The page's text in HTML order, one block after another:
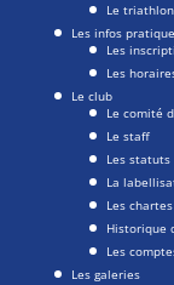
Le triathlon
Les infos
Les
Les
Le club
Le comité
Le staff
Les statuts
La
Les chartes
Historique
Les
Les galeries